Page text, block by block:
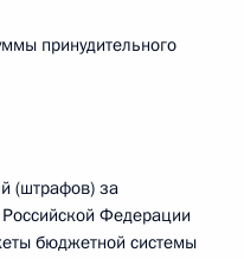
принудительного
(штрафов) за
Федерации
бюджетной системы